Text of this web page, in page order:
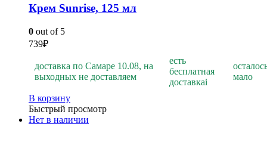
Крем Sunrise, 125 мл
0 out of 5
739₽
доставка по Самаре 10.08, на
выходных не доставляем
есть
бесплатная
доставкаi
мало
В корзину
Быстрый просмотр
Нет в наличии